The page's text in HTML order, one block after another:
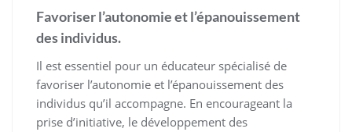
Favoriser l’autonomie et l’épanouissement
des individus.
Il est essentiel pour un éducateur spécialisé de
favoriser l’autonomie et l’épanouissement des
individus qu’il accompagne. En encourageant la
prise d’initiative, le développement des